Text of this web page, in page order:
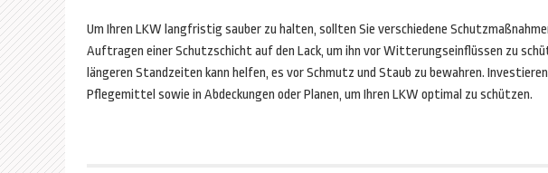
Um Ihren LKW langfristig sauber zu halten, sollten Sie verschiedene
Auftragen einer Schutzschicht auf den Lack, um ihn vor Witterungseinflüssen zu
längeren Standzeiten kann helfen, es vor Schmutz und Staub zu bewahren.
Pflegemittel sowie in Abdeckungen oder Planen, um Ihren LKW optimal zu schützen.